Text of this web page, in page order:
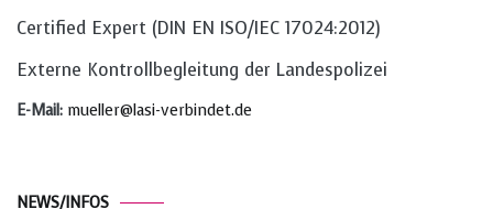
Certified Expert (DIN EN ISO/IEC 17024:2012)
Externe Kontrollbegleitung der Landespolizei
E-Mail: mueller@lasi-verbindet.de
NEWS/INFOS